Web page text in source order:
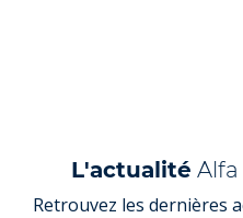
L'actualité
Retrouvez les dernières